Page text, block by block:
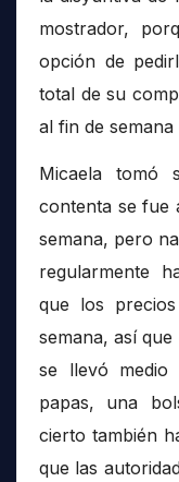
mostrador,
opción de
total de su
al fin de
Micaela tomó
contenta se fue
semana, pero
regularmente
que los
semana, así
se llevó medio
papas, una
cierto también
que las